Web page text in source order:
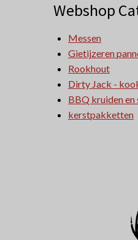
Webshop
Messen
Gietijzeren
Rookhout
Dirty Jack -
BBQ kruiden en
kerstpakketten